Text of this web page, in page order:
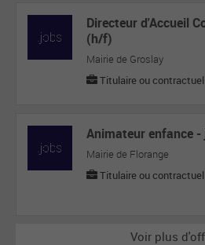
Directeur d'Accueil
(h/f)
Mairie de Groslay
Titulaire ou contractuel
Animateur enfance
Mairie de Florange
Titulaire ou contractuel
Voir plus